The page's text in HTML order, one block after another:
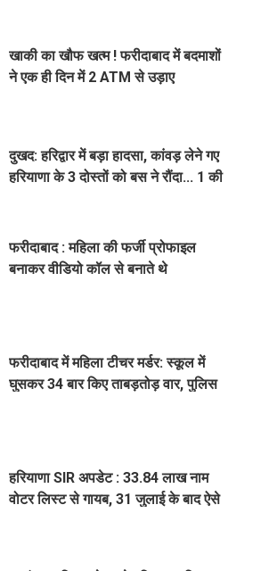
खाकी का खौफ खत्म ! फरीदाबाद में बदमाशों
ने एक ही दिन में 2 ATM से उड़ाए
दुखद: हरिद्वार में बड़ा हादसा, कांवड़ लेने गए
हरियाणा के 3 दोस्तों को बस ने रौंदा... 1 की
फरीदाबाद : महिला की फर्जी प्रोफाइल
बनाकर वीडियो कॉल से बनाते थे
फरीदाबाद में महिला टीचर मर्डर: स्कूल में
घुसकर 34 बार किए ताबड़तोड़ वार, पुलिस
हरियाणा SIR अपडेट : 33.84 लाख नाम
वोटर लिस्ट से गायब, 31 जुलाई के बाद ऐसे